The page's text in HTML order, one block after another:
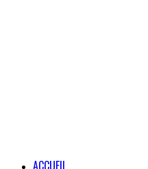
ACCUEIL